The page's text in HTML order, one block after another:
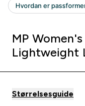
MP
Lightweight
Størrelsesguide